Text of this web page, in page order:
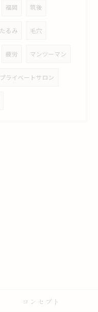
福岡 筑後
たるみ 毛穴
疲労 マンツーマン
プライベートサロン
コンセプト